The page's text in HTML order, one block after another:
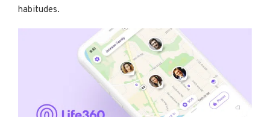
habitudes.